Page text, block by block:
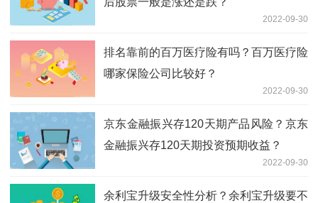
2022-09-30
排名靠前的百万医疗险有吗？百万医疗险
哪家保险公司比较好？
2022-09-30
京东金融振兴存120天期产品风险？京东
金融振兴存120天期投资预期收益？
2022-09-30
余利宝升级安全性分析？余利宝升级要不